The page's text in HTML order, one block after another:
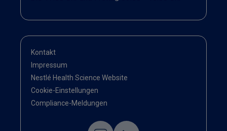
Kontakt
Impressum
Nestlé Health Science Website
Cookie-Einstellungen
Compliance-Meldungen